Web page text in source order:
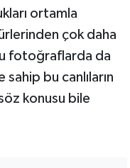
ortamla
çok daha
fotoğraflarda da
bu canlıların
konusu bile